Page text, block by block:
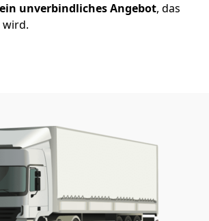
unverbindliches Angebot, das
wird.